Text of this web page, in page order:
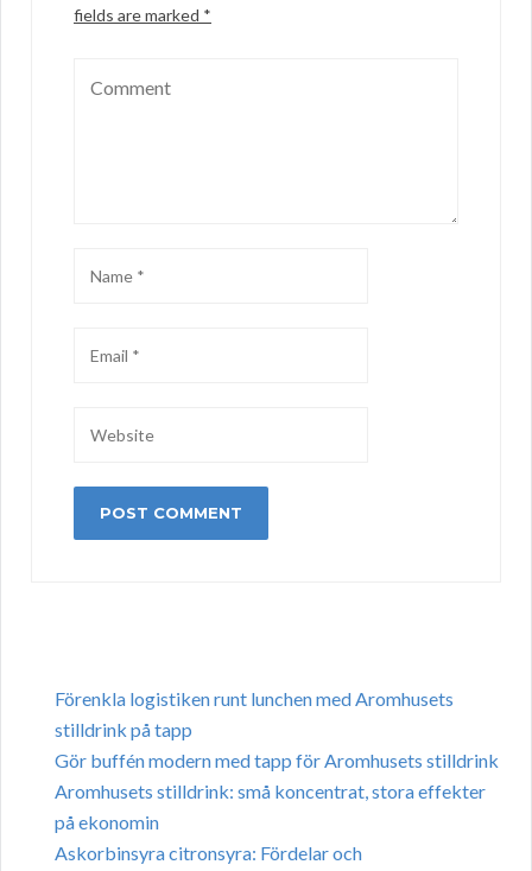
fields are marked *
Förenkla logistiken runt lunchen med Aromhusets
stilldrink på tapp
Gör buffén modern med tapp för Aromhusets stilldrink
Aromhusets stilldrink: små koncentrat, stora effekter
på ekonomin
Askorbinsyra citronsyra: Fördelar och